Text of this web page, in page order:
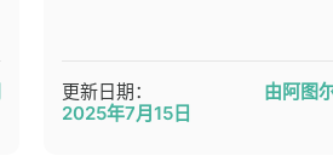
更新日期：
2025年7月15日
由阿图